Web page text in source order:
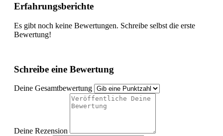
Erfahrungsberichte
Es gibt noch keine Bewertungen. Schreibe selbst die erste
Bewertung!
Schreibe eine Bewertung
Deine Gesamtbewertung
Deine Rezension